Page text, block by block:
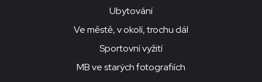
Ubytování
Ve městě, v okolí, trochu dál
Sportovní vyžití
MB ve starých fotografiích